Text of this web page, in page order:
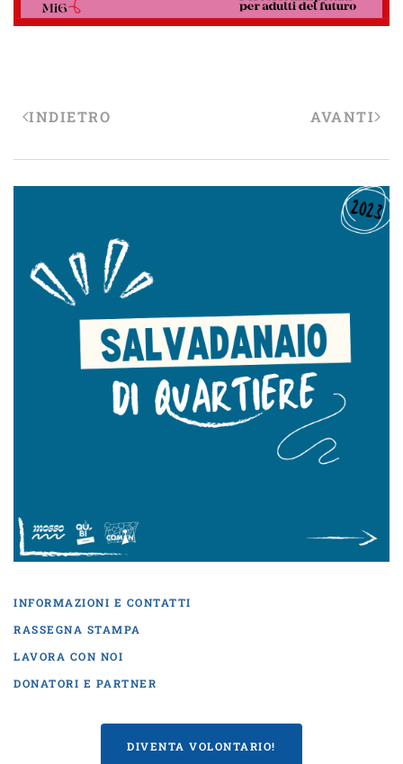
INDIETRO AVANTI
INFORMAZIONI E CONTATTI
RASSEGNA STAMPA
LAVORA CON NOI
DONATORI E PARTNER
DIVENTA VOLONTARIO!